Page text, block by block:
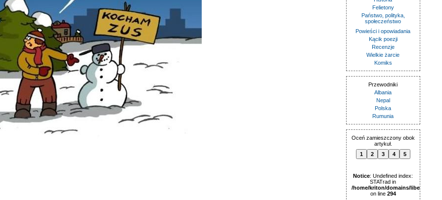
Felietony
Państwo, polityka,
społeczeństwo
Powieści i opowiadania
Kącik poezji
Recenzje
Wielkie żarcie
Komiks
Przewodniki
Albania
Nepal
Polska
Rumunia
Oceń zamieszczony obok
artykuł.
1
2 3 4 5
Notice: Undefined index:
STATrad in
/home/kriton/domains/libertas.pl/
on line 294